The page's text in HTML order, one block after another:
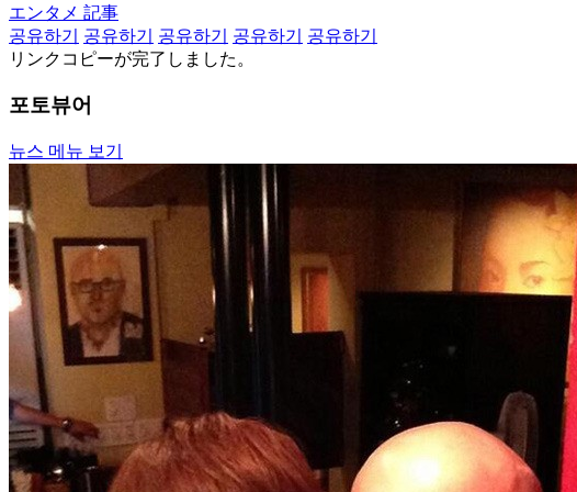
エンタメ 記事
공유하기
공유하기 공유하기 공유하기
공유하기
リンクコピーが完了しました。
포토뷰어
뉴스 메뉴 보기